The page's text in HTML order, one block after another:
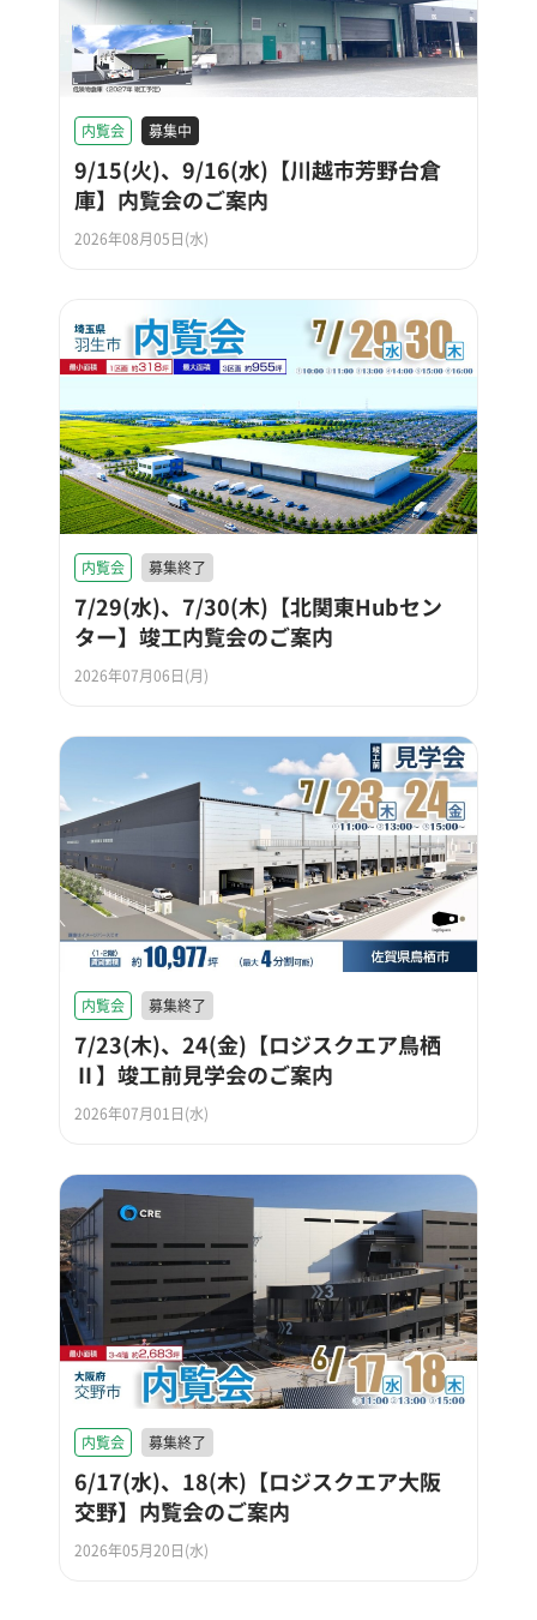
内覧会 募集中
9/15(火)、9/16(水)【川越市芳野台倉
庫】内覧会のご案内
2026年08月05日(水)
内覧会 募集終了
7/29(水)、7/30(木)【北関東Hubセン
ター】竣工内覧会のご案内
2026年07月06日(月)
内覧会 募集終了
7/23(木)、24(金)【ロジスクエア鳥栖
Ⅱ】竣工前見学会のご案内
2026年07月01日(水)
内覧会 募集終了
6/17(水)、18(木)【ロジスクエア大阪
交野】内覧会のご案内
2026年05月20日(水)